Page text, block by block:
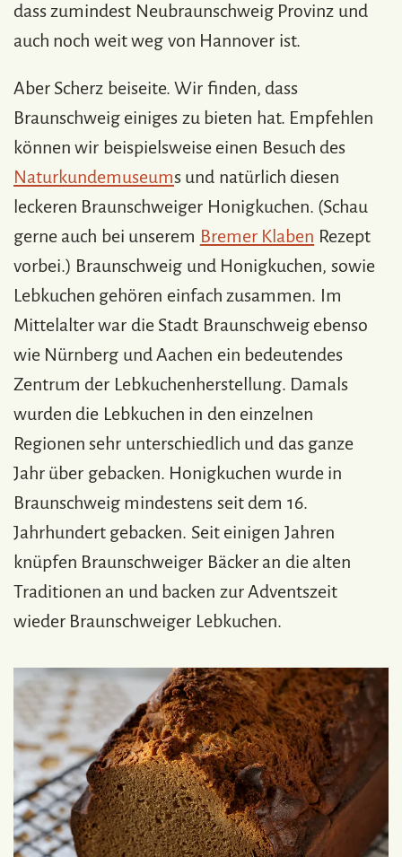
dass zumindest Neubraunschweig Provinz und
auch noch weit weg von Hannover ist.
Aber Scherz beiseite. Wir finden, dass
Braunschweig einiges zu bieten hat. Empfehlen
können wir beispielsweise einen Besuch des
Naturkundemuseums und natürlich diesen
leckeren Braunschweiger Honigkuchen. (Schau
gerne auch bei unserem Bremer Klaben Rezept
vorbei.) Braunschweig und Honigkuchen, sowie
Lebkuchen gehören einfach zusammen. Im
Mittelalter war die Stadt Braunschweig ebenso
wie Nürnberg und Aachen ein bedeutendes
Zentrum der Lebkuchenherstellung. Damals
wurden die Lebkuchen in den einzelnen
Regionen sehr unterschiedlich und das ganze
Jahr über gebacken. Honigkuchen wurde in
Braunschweig mindestens seit dem 16.
Jahrhundert gebacken. Seit einigen Jahren
knüpfen Braunschweiger Bäcker an die alten
Traditionen an und backen zur Adventszeit
wieder Braunschweiger Lebkuchen.